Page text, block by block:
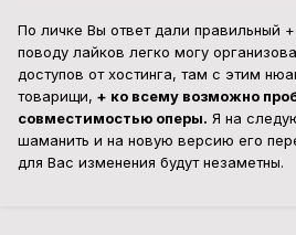
По личке Вы ответ дали правильный
поводу лайков легко могу
доступов от хостинга, там с этим
товарищи, + ко всему возможно
совместимостью оперы. Я на
шаманить и на новую версию его
для Вас изменения будут незаметны.